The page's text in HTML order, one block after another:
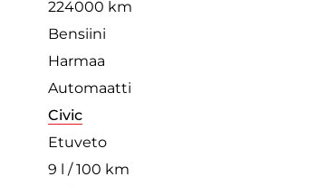
224000 km
Bensiini
Harmaa
Automaatti
Civic
Etuveto
9 l / 100 km